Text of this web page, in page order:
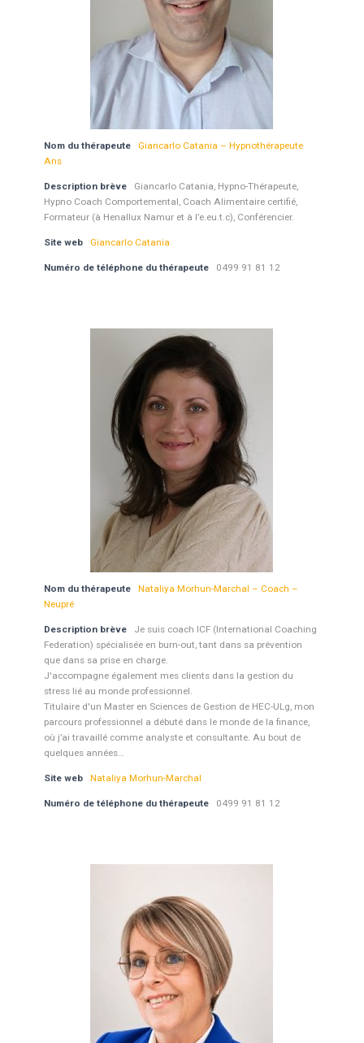
Nom du thérapeute
Giancarlo Catania – Hypnothérapeute
Ans
Description brève
Giancarlo Catania, Hypno-Thérapeute,
Hypno Coach Comportemental, Coach Alimentaire certifié,
Formateur (à Henallux Namur et à l’e.eu.t.c), Conférencier.
Site web Giancarlo Catania
Numéro de téléphone du thérapeute 0499 91 81 12
Nom du thérapeute
Nataliya Morhun-Marchal – Coach –
Neupré
Description brève
Je suis coach ICF (International Coaching
Federation) spécialisée en burn-out, tant dans sa prévention
que dans sa prise en charge.
​J'accompagne également mes clients dans la gestion du
stress lié au monde professionnel.
Titulaire d'un Master en Sciences de Gestion de HEC-ULg, mon
parcours professionnel a débuté dans le monde de la finance,
où j’ai travaillé comme analyste et consultante. Au bout de
quelques années…
Site web Nataliya Morhun-Marchal
Numéro de téléphone du thérapeute 0499 91 81 12